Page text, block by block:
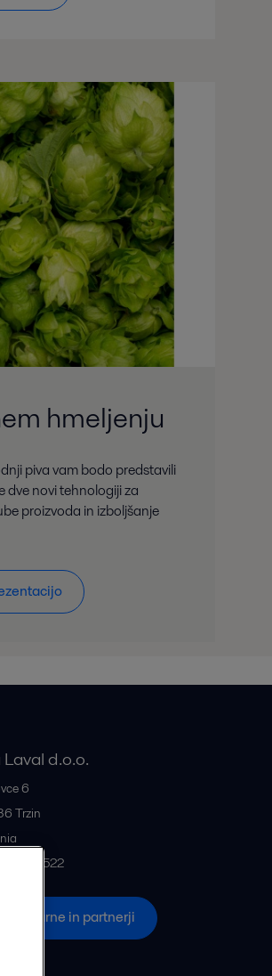
hmeljenju
piva vam bodo predstavili
dve novi tehnologiji za
proizvoda in izboljšanje
d.o.o.
6
Trzin
1 5637522
Vse pisarne in partnerji